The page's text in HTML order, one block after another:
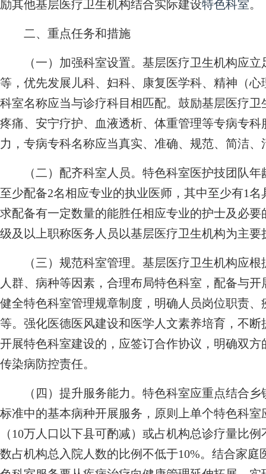
励其他基层医疗卫生机构结合实际建设特色科室。
二、重点任务和措施
（一）加强科室设置。基层医疗卫生机构应立
等，优先发展儿科、妇科、康复医学科、精神（
科室名称应当与诊疗科目相匹配。鼓励基层医疗
疼痛、安宁疗护、血液透析、体重管理等专病专
力，专病专科名称应当真实、准确、规范、简洁
（二）配齐科室人员。特色科室医护技团队年
至少配备2名相应专业的执业医师，其中至少有1
求配备有一定数量的能胜任相应专业的护士及必
级及以上职称医务人员以基层医疗卫生机构为主要
（三）规范科室管理。基层医疗卫生机构应根
人群、病种等因素，合理布局特色科室，配备与
健全特色科室管理规章制度，明确人员岗位职责
等。强化医德医风建设和医学人文素养培育，不
开展特色科室建设的，应签订合作协议，明确双
传染病防控责任。
（四）提升服务能力。特色科室应重点结合乡
标准中的基本病种开展服务，原则上单个特色科
（10万人口以下县可酌减）或占机构总诊疗量比
数占机构总入院人数的比例不低于10%。结合家